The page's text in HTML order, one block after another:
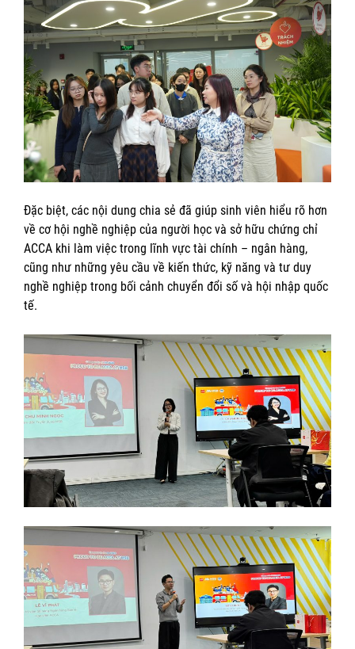
Đặc biệt, các nội dung chia sẻ đã giúp sinh viên hiểu rõ hơn
về cơ hội nghề nghiệp của người học và sở hữu chứng chỉ
ACCA khi làm việc trong lĩnh vực tài chính – ngân hàng,
cũng như những yêu cầu về kiến thức, kỹ năng và tư duy
nghề nghiệp trong bối cảnh chuyển đổi số và hội nhập quốc
tế.